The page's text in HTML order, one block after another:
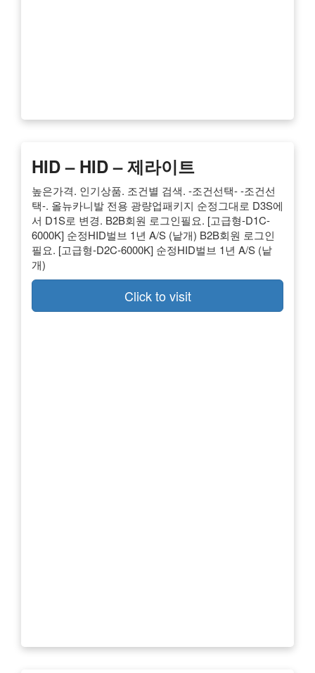
HID – HID – 제라이트
높은가격. 인기상품. 조건별 검색. -조건선택- -조건선
택-. 올뉴카니발 전용 광량업패키지 순정그대로 D3S에
서 D1S로 변경. B2B회원 로그인필요. [고급형-D1C-
6000K] 순정HID벌브 1년 A/S (낱개) B2B회원 로그인
필요. [고급형-D2C-6000K] 순정HID벌브 1년 A/S (낱
개)
Click to visit